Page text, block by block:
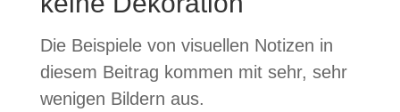
Die Bei­spiele von visu­el­len Noti­zen in
die­sem Bei­trag kom­men mit sehr, sehr
weni­gen Bil­dern aus.